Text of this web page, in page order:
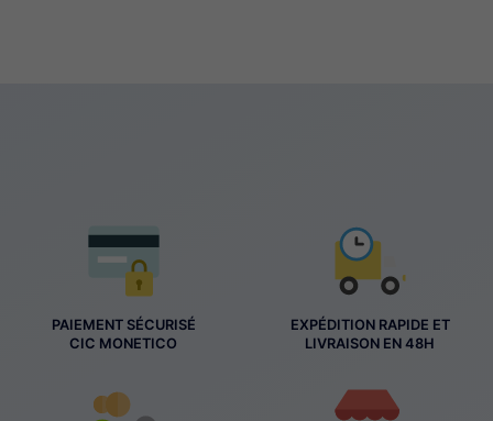
PAIEMENT SÉCURISÉ
CIC MONETICO
EXPÉDITION RAPIDE ET
LIVRAISON EN 48H